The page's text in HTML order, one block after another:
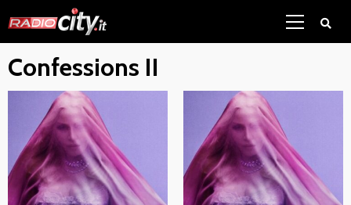
to
content
Confessions II